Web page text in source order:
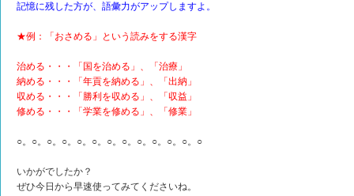
記憶に残した方が、語彙力がアップしますよ。
★例：「おさめる」という読みをする漢字
治める・・・「国を治める」、「治療」
納める・・・「年貢を納める」、「出納」
収める・・・「勝利を収める」、「収益」
修める・・・「学業を修める」、「修業」
○。○。○。○。○。○。○。○。○。○。○。○。○
いかがでしたか？
ぜひ今日から早速使ってみてくださいね。